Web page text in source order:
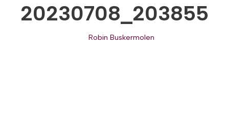
20230708_203855
Robin Buskermolen